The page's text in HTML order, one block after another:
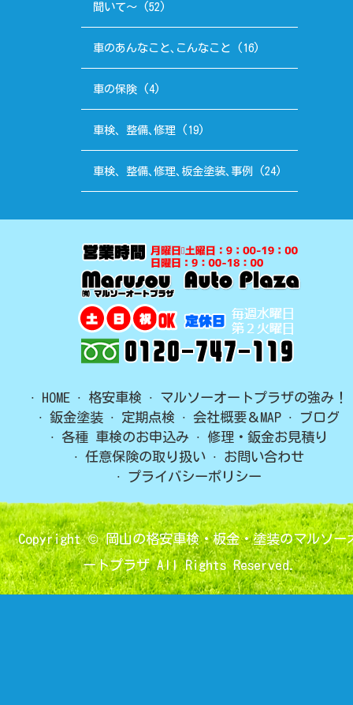
聞いて～(52)
車のあんなこと､こんなこと (16)
車の保険(4)
車検、整備､修理 (19)
車検、整備､修理､板金塗装､事例 (24)
HOME 格安車検
マルソーオートプラザの強み！
鈑金塗装
定期点検 会社概要＆MAP
ブログ
各種 車検のお申込み
修理・鈑金お見積り
任意保険の取り扱い
お問い合わせ
プライバシーポリシー
Copyright ©岡山の格安車検・板金・塗装のマルソー
ートプラザAll Rights Reserved.